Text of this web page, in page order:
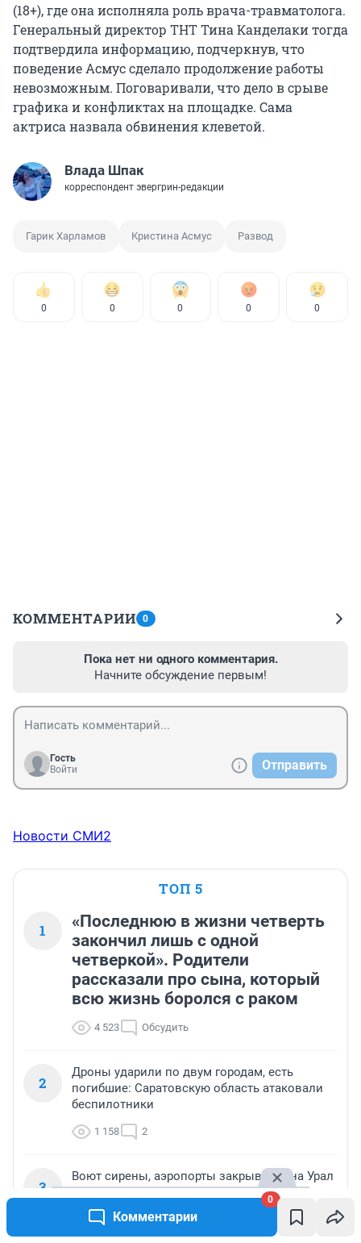
Комментарии
0
(18+), где она исполняла роль врача-травматолога.
Генеральный директор ТНТ Тина Канделаки тогда
подтвердила информацию, подчеркнув, что
поведение Асмус сделало продолжение работы
невозможным. Поговаривали, что дело в срыве
графика и конфликтах на площадке. Сама
актриса назвала обвинения клеветой.
Влада Шпак
корреспондент эвергрин-редакции
Гарик Харламов Кристина Асмус Развод
0 0 0 0 0
КОММЕНТАРИИ 0
Пока нет ни одного комментария.
Начните обсуждение первым!
Гость
Войти
Отправить
Новости СМИ2
ТОП 5
1
«Последнюю в жизни четверть
закончил лишь с одной
четверкой». Родители
рассказали про сына, который
всю жизнь боролся с раком
4 523 Обсудить
2
Дроны ударили по двум городам, есть
погибшие: Саратовскую область атаковали
беспилотники
1 158 2
3
Воют сирены, аэропорты закрывают: на Урал
летят ракеты
1 123 Обсудить